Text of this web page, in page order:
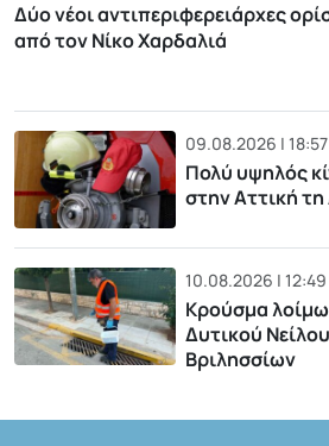
Δύο νέοι αντιπεριφερειάρχες
από τον Νίκο Χαρδαλιά
09.08.2026 | 18:57
Πολύ υψηλός
στην Αττική
10.08.2026 | 12:49
Κρούσμα
Δυτικού
Βριλησσίων